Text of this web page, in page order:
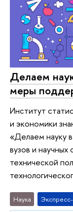
Делаем
меры
Институт
и экономики
«Делаем науку
вузов и научных
технической
Наука